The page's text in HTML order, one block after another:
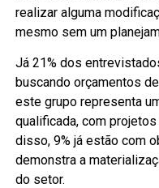
realizar alguma
mesmo sem um
Já 21% dos
buscando orçamentos
este grupo representa
qualificada, com
disso, 9% já estão com
demonstra a
do setor.